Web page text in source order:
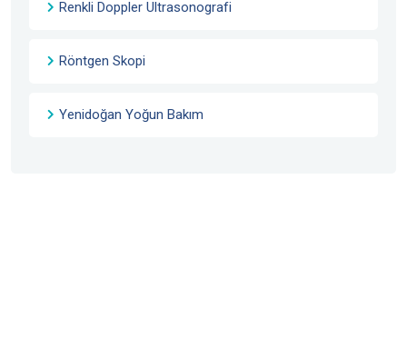
Renkli Doppler Ultrasonografi
Röntgen Skopi
Yenidoğan Yoğun Bakım